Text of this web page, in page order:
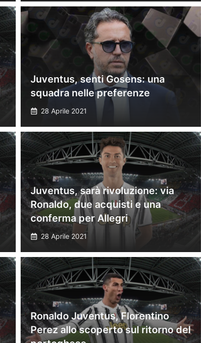
Juventus, senti Gosens: una
squadra nelle preferenze
28 Aprile 2021
Juventus, sarà rivoluzione: via
Ronaldo, due acquisti e una
conferma per Allegri
28 Aprile 2021
Ronaldo Juventus, Florentino
Perez allo scoperto sul ritorno del